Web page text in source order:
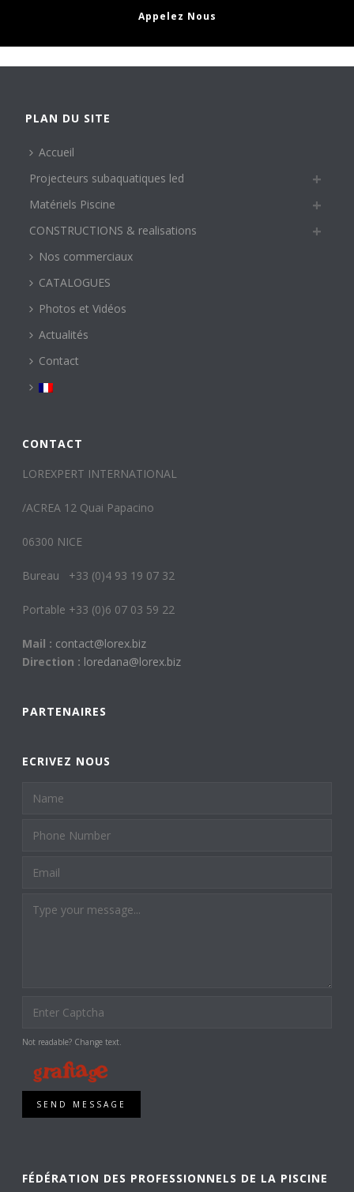
Appelez Nous
PLAN DU SITE
Accueil
Projecteurs subaquatiques led
Matériels Piscine
CONSTRUCTIONS & realisations
Nos commerciaux
CATALOGUES
Photos et Vidéos
Actualités
Contact
CONTACT
LOREXPERT INTERNATIONAL
/ACREA 12 Quai Papacino
06300 NICE
Bureau +33 (0)4 93 19 07 32
Portable +33 (0)6 07 03 59 22
Mail : contact@lorex.biz
Direction : loredana@lorex.biz
PARTENAIRES
ECRIVEZ NOUS
Not readable? Change text.
SEND MESSAGE
FÉDÉRATION DES PROFESSIONNELS DE LA PISCINE